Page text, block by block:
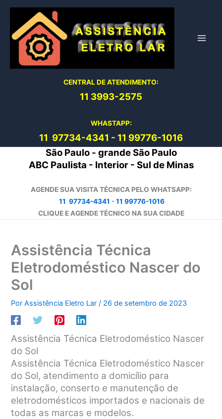
conteúdo
CENTRAL DE ATENDIMENTO:
11 3993-2575
WHASTAPP:
11 97734-4341 - 11 99776-1016
São Paulo - grande São Paulo
ABC Paulista - Interior - Sul de Minas
AGENDE SUA VISITA TÉCNICA PELO WHATSAPP:
11 97734-4341 -11 99776-1016
CLIQUE E AGENDE TÉCNICO NA SUA CIDADE
Assistência Técnica
Eletrodoméstico Nascer do
Sol
PorAssistência Eletro Lar/ 26 de setembro de 2023
Assistência Técnica Eletrodoméstico Nascer
do Sol
Assistência Técnica Eletrodoméstico Nascer
do Sol, atendimento a domicílio para
instalação, conserto e manutenção de
eletrodomésticos importados e nacionais de
todas as marcas e modelos.